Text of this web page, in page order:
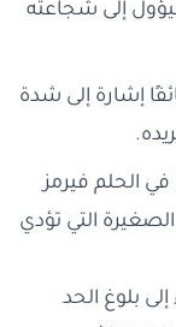
إلى شجاعته
إشارة إلى شدة
الحلم فيرمز
التي تؤدي
بلوغ الحد